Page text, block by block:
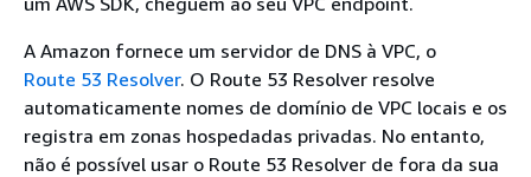
A Amazon fornece um servidor de DNS à VPC, o
Route 53 Resolver. O Route 53 Resolver resolve
automaticamente nomes de domínio de VPC locais e os
registra em zonas hospedadas privadas. No entanto,
não é possível usar o Route 53 Resolver de fora da sua